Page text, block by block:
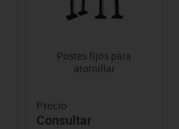
Postes fijos para
atornillar
Precio
Consultar